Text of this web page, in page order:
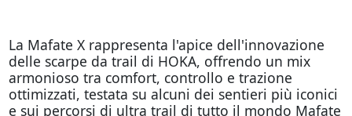
La Mafate X rappresenta l'apice dell'innovazione
delle scarpe da trail di HOKA, offrendo un mix
armonioso tra comfort, controllo e trazione
ottimizzati, testata su alcuni dei sentieri più iconici
e sui percorsi di ultra trail di tutto il mondo Mafate